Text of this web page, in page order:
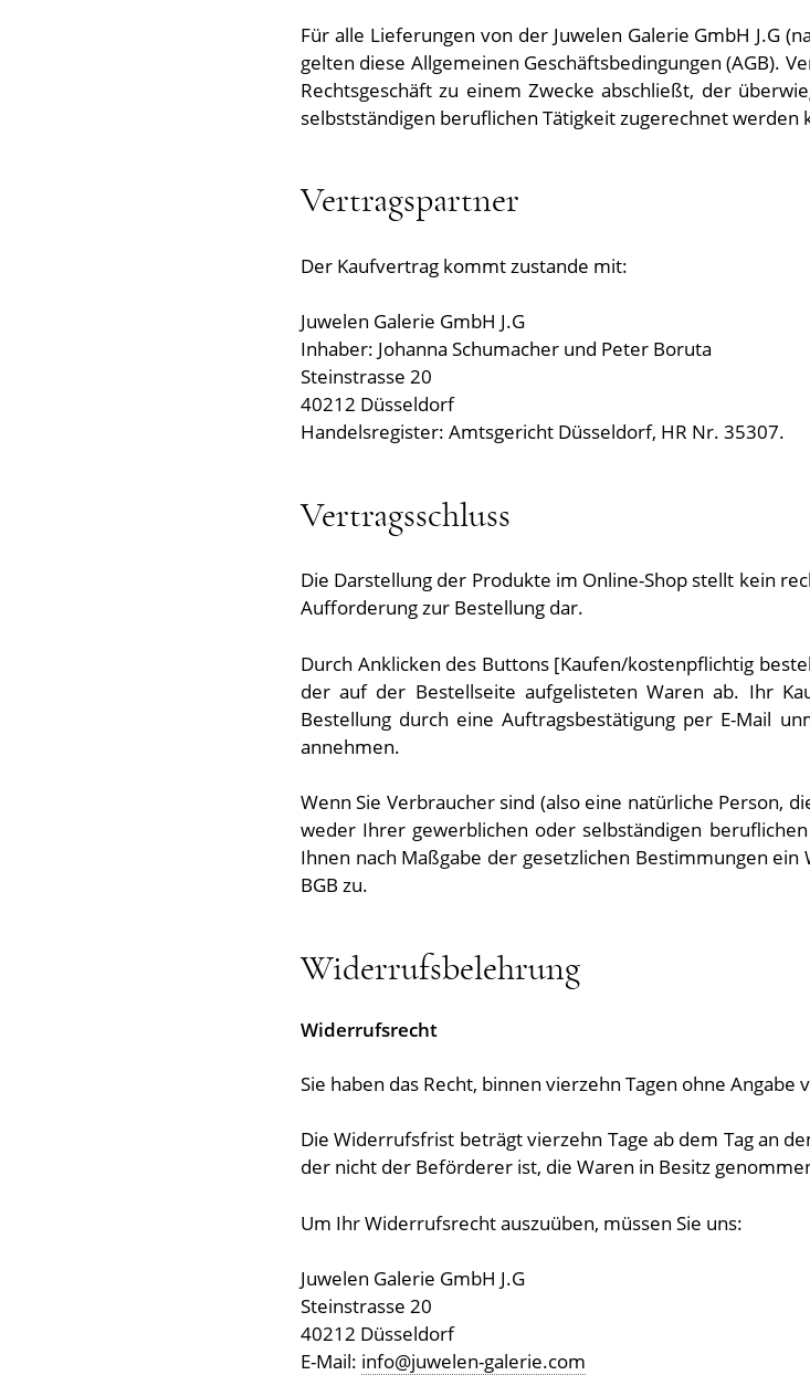
Für alle Lieferungen von der Juwelen Galerie GmbH J.G
gelten diese Allgemeinen Geschäftsbedingungen (AGB).
Rechtsgeschäft zu einem Zwecke abschließt, der
selbstständigen beruflichen Tätigkeit zugerechnet werden
Vertragspartner
Der Kaufvertrag kommt zustande mit:
Juwelen Galerie GmbH J.G
Inhaber: Johanna Schumacher und Peter Boruta
Steinstrasse 20
40212 Düsseldorf
Handelsregister: Amtsgericht Düsseldorf, HR Nr. 35307.
Vertragsschluss
Die Darstellung der Produkte im Online-Shop stellt kein
Aufforderung zur Bestellung dar.
Durch Anklicken des Buttons [Kaufen/kostenpflichtig
der auf der Bestellseite aufgelisteten Waren ab. Ihr
Bestellung durch eine Auftragsbestätigung per E-Mail
annehmen.
Wenn Sie Verbraucher sind (also eine natürliche Person,
weder Ihrer gewerblichen oder selbständigen
Ihnen nach Maßgabe der gesetzlichen Bestimmungen
BGB zu.
Widerrufsbelehrung
Widerrufsrecht
Sie haben das Recht, binnen vierzehn Tagen ohne
Die Widerrufsfrist beträgt vierzehn Tage ab dem Tag an
der nicht der Beförderer ist, die Waren in Besitz
Um Ihr Widerrufsrecht auszuüben, müssen Sie uns:
Juwelen Galerie GmbH J.G
Steinstrasse 20
40212 Düsseldorf
E-Mail: info@juwelen-galerie.com